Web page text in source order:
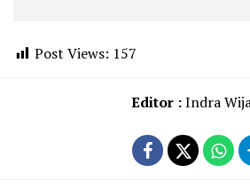
Post Views: 157
Editor :Indra